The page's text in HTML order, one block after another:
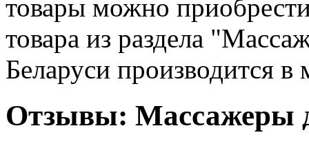
товары можно
товара из раздела
Беларуси производится
Отзывы: Массажеры